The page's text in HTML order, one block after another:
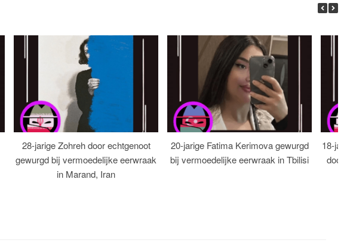
28-jarige Zohreh door echtgenoot
gewurgd bij vermoedelijke eerwraak
in Marand, Iran
20-jarige Fatima Kerimova gewurgd
bij vermoedelijke eerwraak in Tbilisi
18-